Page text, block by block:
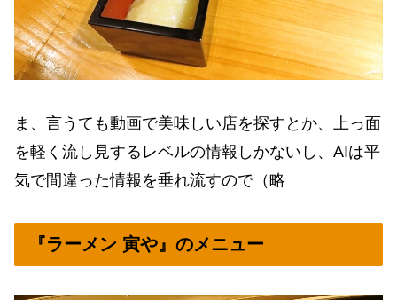
ま、言うても動画で美味しい店を探すとか、上っ面
を軽く流し見するレベルの情報しかないし、AIは平
気で間違った情報を垂れ流すので（略
『ラーメン 寅や』のメニュー